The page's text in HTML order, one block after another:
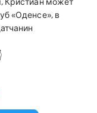
Кристиан может
«Оденсе», в